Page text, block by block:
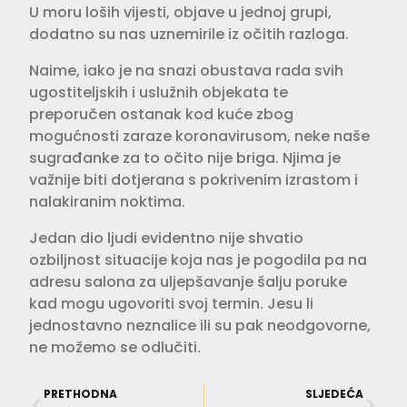
U moru loših vijesti, objave u jednoj grupi,
dodatno su nas uznemirile iz očitih razloga.
Naime, iako je na snazi obustava rada svih
ugostiteljskih i uslužnih objekata te
preporučen ostanak kod kuće zbog
mogućnosti zaraze koronavirusom, neke naše
sugrađanke za to očito nije briga. Njima je
važnije biti dotjerana s pokrivenim izrastom i
nalakiranim noktima.
Jedan dio ljudi evidentno nije shvatio
ozbiljnost situacije koja nas je pogodila pa na
adresu salona za uljepšavanje šalju poruke
kad mogu ugovoriti svoj termin. Jesu li
jednostavno neznalice ili su pak neodgovorne,
ne možemo se odlučiti.
PRETHODNA SLJEDEĆA